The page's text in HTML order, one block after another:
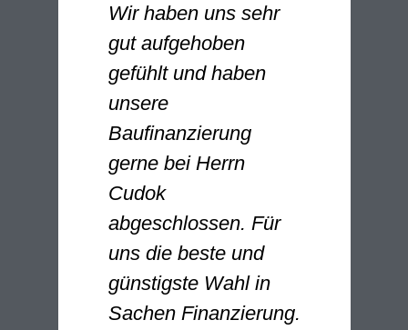
Wir haben uns sehr
gut aufgehoben
gefühlt und haben
unsere
Baufinanzierung
gerne bei Herrn
Cudok
abgeschlossen. Für
uns die beste und
günstigste Wahl in
Sachen Finanzierung.